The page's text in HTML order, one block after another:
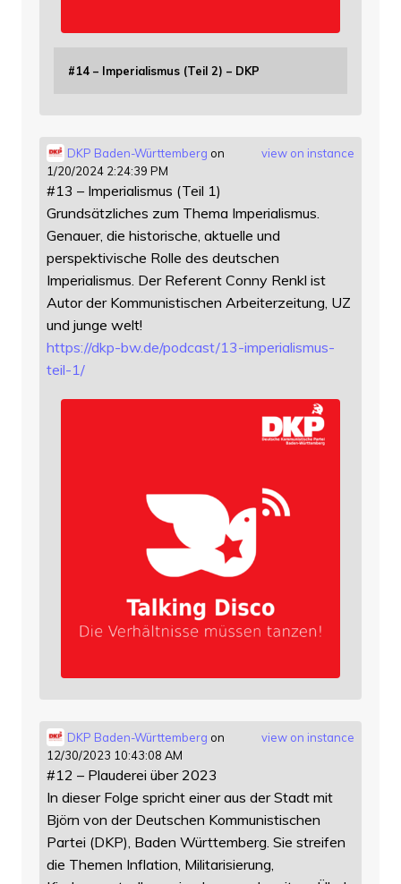
#14 – Imperialismus (Teil 2) – DKP
view on instance
DKP Baden-Württemberg on
1/20/2024 2:24:39 PM
#13 – Imperialismus (Teil 1)
Grundsätzliches zum Thema Imperialismus.
Genauer, die historische, aktuelle und
perspektivische Rolle des deutschen
Imperialismus. Der Referent Conny Renkl ist
Autor der Kommunistischen Arbeiterzeitung, UZ
und junge welt!
https://dkp-bw.de/podcast/13-imperialismus-
teil-1/
view on instance
DKP Baden-Württemberg on
12/30/2023 10:43:08 AM
#12 – Plauderei über 2023
In dieser Folge spricht einer aus der Stadt mit
Björn von der Deutschen Kommunistischen
Partei (DKP), Baden Württemberg. Sie streifen
die Themen Inflation, Militarisierung,